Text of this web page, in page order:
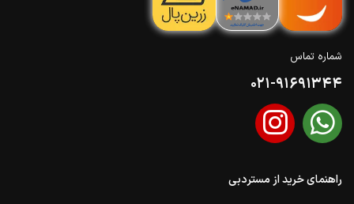
شماره تماس
021-91691344
راهنمای خرید از مستردبی